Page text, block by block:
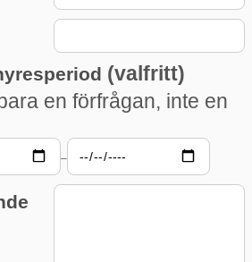
(valfritt)
en förfrågan, inte en
–